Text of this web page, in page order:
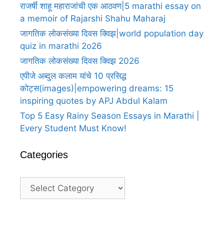
राजर्षी शाहू महाराजांची एक आठवण|5 marathi essay on
a memoir of Rajarshi Shahu Maharaj
जागतिक लोकसंख्या दिवस क्विझ|world population day
quiz in marathi 2o26
जागतिक लोकसंख्या दिवस क्विझ 2026
एपीजे अब्दुल कलाम यांचे 10 प्रसिद्ध
कोट्स(images)|empowering dreams: 15
inspiring quotes by APJ Abdul Kalam
Top 5 Easy Rainy Season Essays in Marathi |
Every Student Must Know!
Categories
Categories